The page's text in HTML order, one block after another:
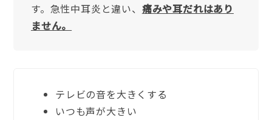
す。急性中耳炎と違い、 痛みや耳だれはあり
ません。
テレビの音を大きくする
いつも声が大きい